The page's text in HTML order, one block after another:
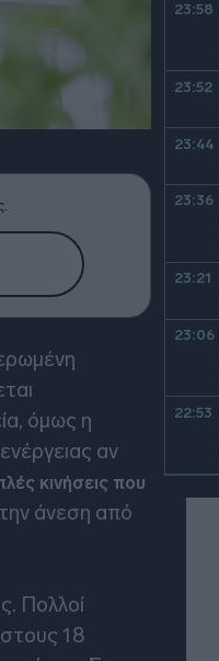
όμως η
αν
κινήσεις που
άνεση από
Πολλοί
στους 18
23:58
23:52
23:44
23:36
23:21
23:06
22:53